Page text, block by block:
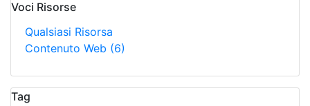
Voci Risorse
Qualsiasi Risorsa
Contenuto Web (6)
Tag